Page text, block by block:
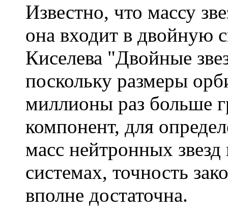
Известно, что массу
она входит в двойную
Киселева "Двойные
поскольку размеры
миллионы раз больше
компонент, для
масс нейтронных
системах, точность
вполне достаточна.